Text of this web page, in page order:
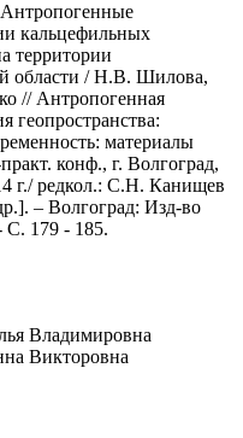
кальцефильных
территории
области / Н.В. Шилова,
// Антропогенная
геопространства:
материалы
конф., г. Волгоград,
г./ редкол.: С.Н. Канищев
– Волгоград: Изд-во
С. 179 - 185.
Владимировна
Викторовна